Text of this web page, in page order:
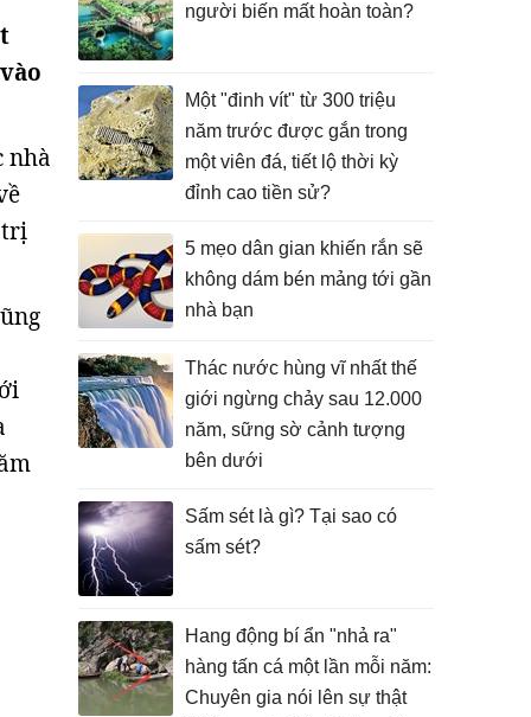
nhà
trị
người biến mất hoàn toàn?
Một "đinh vít" từ 300 triệu
năm trước được gắn trong
một viên đá, tiết lộ thời kỳ
đỉnh cao tiền sử?
5 mẹo dân gian khiến rắn sẽ
không dám bén mảng tới gần
nhà bạn
Thác nước hùng vĩ nhất thế
giới ngừng chảy sau 12.000
năm, sững sờ cảnh tượng
bên dưới
Sấm sét là gì? Tại sao có
sấm sét?
Hang động bí ẩn "nhả ra"
hàng tấn cá một lần mỗi năm:
Chuyên gia nói lên sự thật